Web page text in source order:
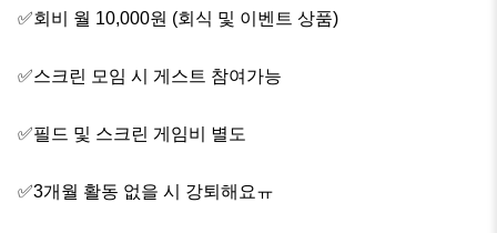
✅회비 월 10,000원 (회식 및 이벤트 상품)
✅스크린 모임 시 게스트 참여가능
✅필드 및 스크린 게임비 별도
✅3개월 활동 없을 시 강퇴해요ㅠ